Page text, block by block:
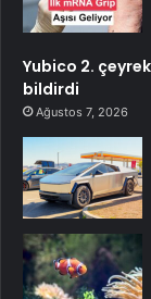
Yubico 2.
bildirdi
Ağustos 7, 2026